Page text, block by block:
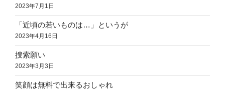
2023年7月1日
「近頃の若いものは…」というが
2023年4月16日
捜索願い
2023年3月3日
笑顔は無料で出来るおしゃれ